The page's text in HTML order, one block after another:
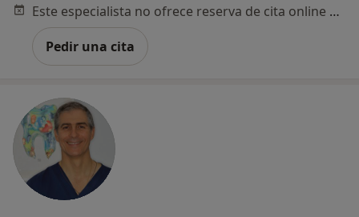
Este especialista no ofrece reserva de cita online en esta dirección.
Pedir una cita